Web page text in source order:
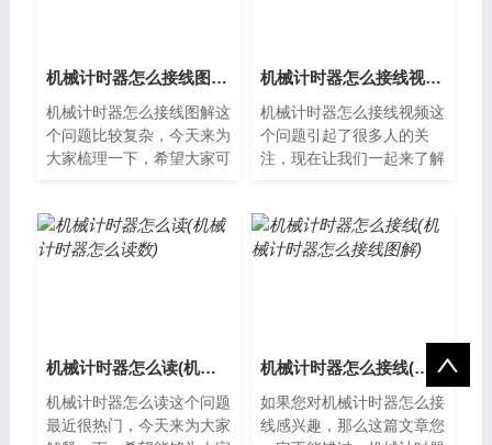
机械计时器怎么接线图解(机械式计数器安装方法)
机械计时器怎么接线图解这
个问题比较复杂，今天来为
大家梳理一下，希望大家可
时器是一种...
机械计时器怎么接线视频(机械计时器怎么接线视频教程)
机械计时器怎么接线视频这
个问题引起了很多人的关
注，现在让我们一起来了解
一种常见的时...
机械计时器怎么读(机械计时器怎么读数)
机械计时器怎么读这个问题
最近很热门，今天来为大家
机械计时器怎么接线(机械计时器怎么接线图解)
如果您对机械计时器怎么接
线感兴趣，那么这篇文章您